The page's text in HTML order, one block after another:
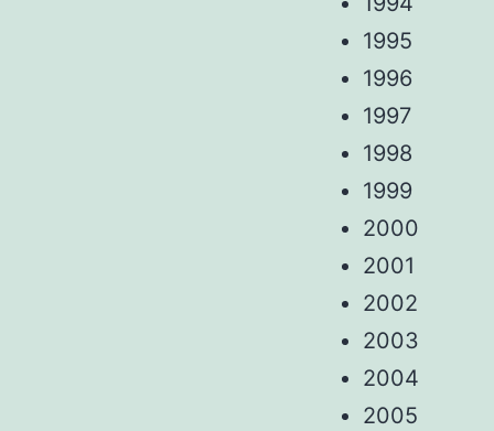
1995
1996
1997
1998
1999
2000
2001
2002
2003
2004
2005